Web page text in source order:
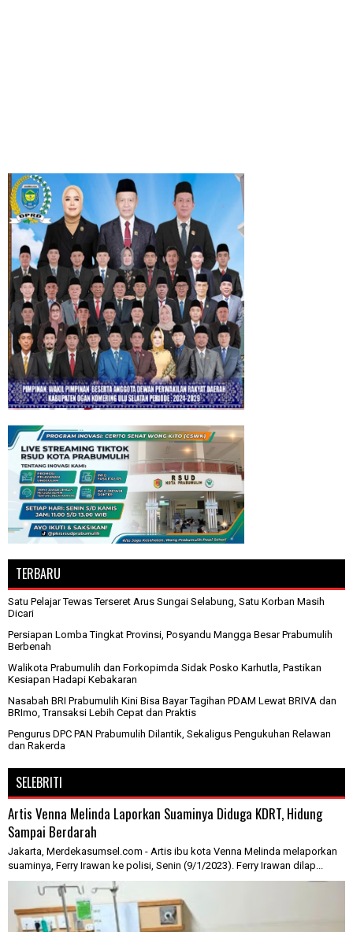
TERBARU
Satu Pelajar Tewas Terseret Arus Sungai Selabung, Satu Korban Masih
Dicari
Persiapan Lomba Tingkat Provinsi, Posyandu Mangga Besar Prabumulih
Berbenah
Walikota Prabumulih dan Forkopimda Sidak Posko Karhutla, Pastikan
Kesiapan Hadapi Kebakaran
Nasabah BRI Prabumulih Kini Bisa Bayar Tagihan PDAM Lewat BRIVA dan
BRImo, Transaksi Lebih Cepat dan Praktis
Pengurus DPC PAN Prabumulih Dilantik, Sekaligus Pengukuhan Relawan
dan Rakerda
SELEBRITI
Artis Venna Melinda Laporkan Suaminya Diduga KDRT, Hidung
Sampai Berdarah
Jakarta, Merdekasumsel.com - Artis ibu kota Venna Melinda melaporkan
suaminya, Ferry Irawan ke polisi, Senin (9/1/2023). Ferry Irawan dilap...